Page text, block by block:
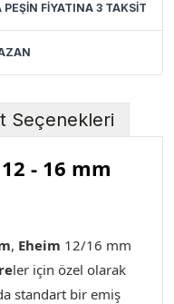
FİYATINA 3 TAKSİT
Seçenekleri
- 16 mm
, Eheim 12/16 mm
ler için özel olarak
standart bir emiş